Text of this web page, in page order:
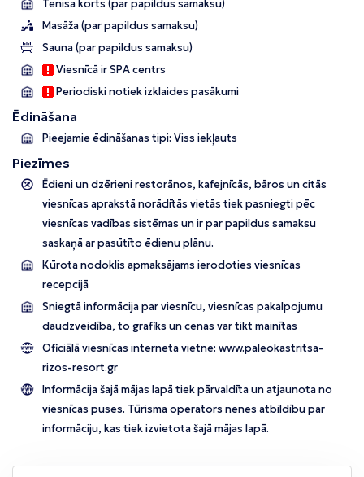
Tenisa korts (par papildus samaksu)
Masāža (par papildus samaksu)
Sauna (par papildus samaksu)
Viesnīcā ir SPA centrs
Periodiski notiek izklaides pasākumi
Ēdināšana
Pieejamie ēdināšanas tipi: Viss iekļauts
Piezīmes
Ēdieni un dzērieni restorānos, kafejnīcās, bāros un citās
viesnīcas aprakstā norādītās vietās tiek pasniegti pēc
viesnīcas vadības sistēmas un ir par papildus samaksu
saskaņā ar pasūtīto ēdienu plānu.
Kūrota nodoklis apmaksājams ierodoties viesnīcas
recepcijā
Sniegtā informācija par viesnīcu, viesnīcas pakalpojumu
daudzveidība, to grafiks un cenas var tikt mainītas
Oficiālā viesnīcas interneta vietne: www.paleokastritsa-
rizos-resort.gr
Informācija šajā mājas lapā tiek pārvaldīta un atjaunota no
viesnīcas puses. Tūrisma operators nenes atbildību par
informāciju, kas tiek izvietota šajā mājas lapā.